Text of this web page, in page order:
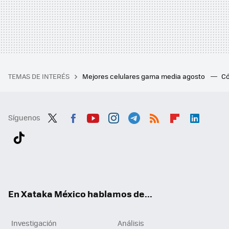
TEMAS DE INTERÉS Mejores celulares gama media agosto
Síguenos
En Xataka México hablamos de...
Investigación
Análisis